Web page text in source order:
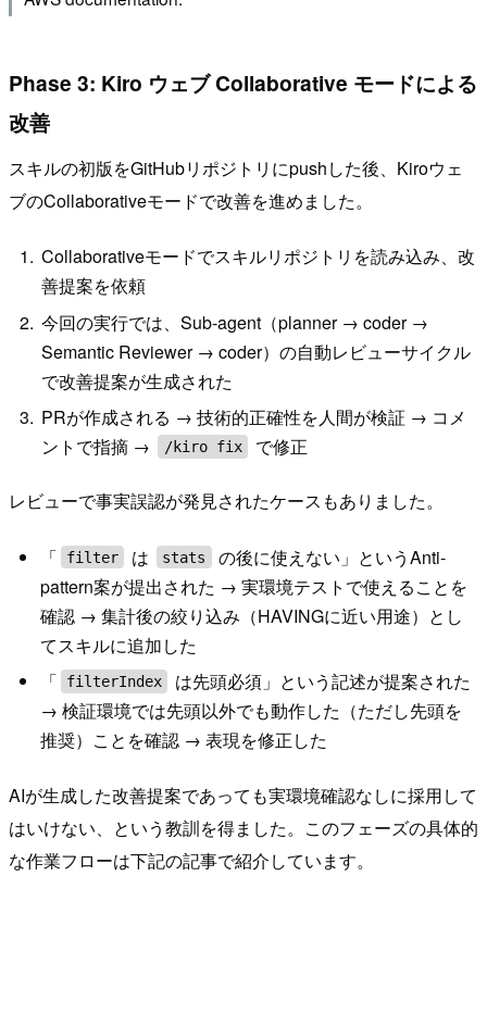
Phase 3: Kiro ウェブ Collaborative モードによる
改善
スキルの初版をGitHubリポジトリにpushした後、Kiroウェ
ブのCollaborativeモードで改善を進めました。
Collaborativeモードでスキルリポジトリを読み込み、改
善提案を依頼
今回の実行では、Sub-agent（planner → coder →
Semantic Reviewer → coder）の自動レビューサイクル
で改善提案が生成された
PRが作成される → 技術的正確性を人間が検証 → コメ
ントで指摘 →
/kiro fix で修正
レビューで事実誤認が発見されたケースもありました。
「 filter は stats
の後に使えない」というAnti-
pattern案が提出された → 実環境テストで使えることを
確認 → 集計後の絞り込み（HAVINGに近い用途）とし
てスキルに追加した
「
filterIndex
は先頭必須」という記述が提案された
→ 検証環境では先頭以外でも動作した（ただし先頭を
推奨）ことを確認 → 表現を修正した
AIが生成した改善提案であっても実環境確認なしに採用して
はいけない、という教訓を得ました。このフェーズの具体的
な作業フローは下記の記事で紹介しています。